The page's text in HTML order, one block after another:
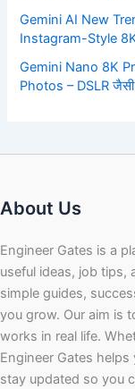
Gemini AI New
Instagram-Style
Gemini Nano 8K
Photos – DSLR
About Us
Engineer Gates is a
useful ideas, job tips,
simple guides,
you grow. Our aim is
works in real life.
Engineer Gates
stay updated so you